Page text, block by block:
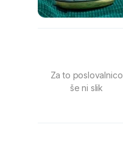
Za to poslovalnico
še ni slik